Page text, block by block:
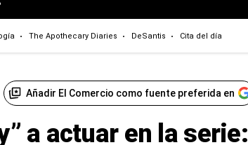
The Apothecary Diaries DeSantis Cita del día
Añadir El Comercio como fuente preferida en
a actuar en la serie: